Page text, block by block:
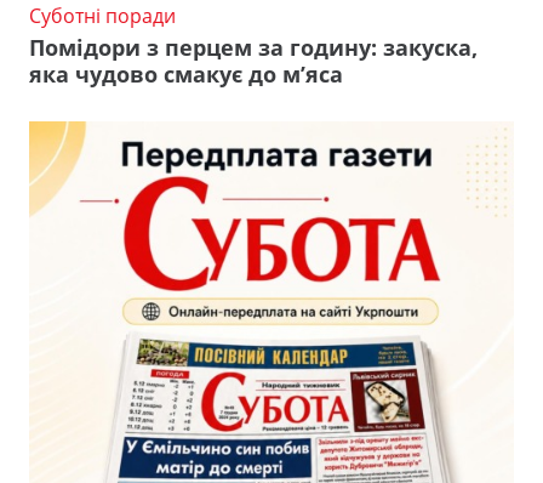
Суботні поради
Помідори з перцем за годину: закуска,
яка чудово смакує до м’яса